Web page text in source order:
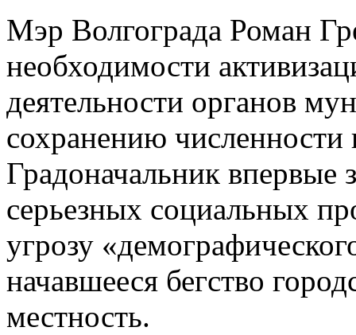
Мэр Волгограда Роман
необходимости
деятельности органов
сохранению численности
Градоначальник впервые
серьезных социальных
угрозу
начавшееся бегство
местность.